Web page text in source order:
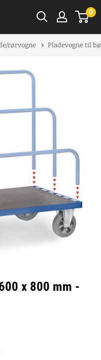
0
rørvogne Pladevogne til
x 800 mm -